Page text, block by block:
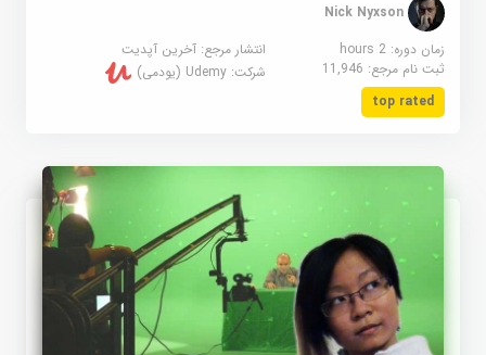
Nick Nyxson
زمان دوره: 2 hours
انتشار مرجع:آخرین آپدیت
ثبت نام مرجع:11,946 شرکت:Udemy (یودمی)
top rated